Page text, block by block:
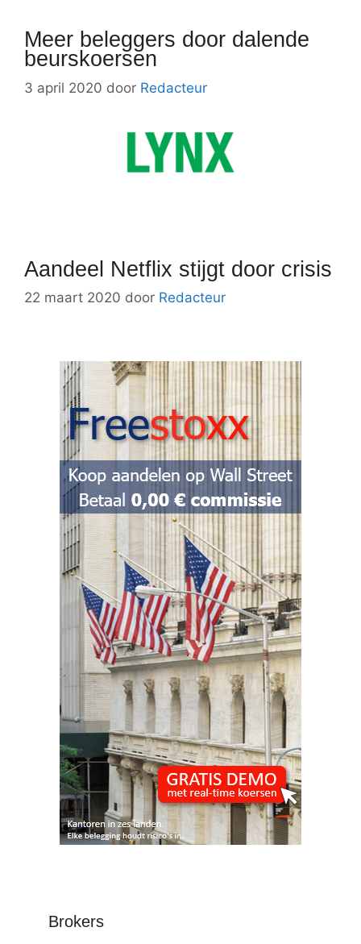
Meer beleggers door dalende
beurskoersen
3 april 2020 door Redacteur
Aandeel Netflix stijgt door crisis
22 maart 2020 door Redacteur
Brokers